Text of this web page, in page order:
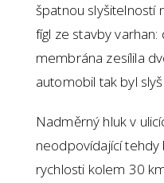
špatnou slyšitelností
fígl ze stavby
membrána zesílila
automobil tak byl
Nadměrný hluk v
neodpovídající
rychlosti kolem 30